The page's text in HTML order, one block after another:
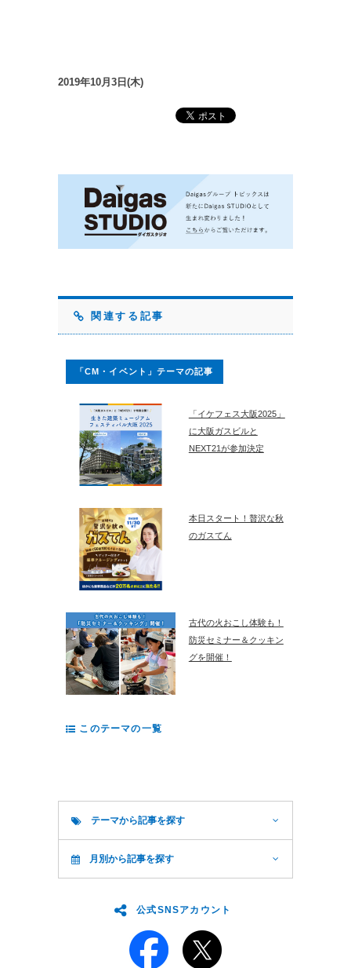
2019年10月3日(木)
関連する記事
「CM・イベント」テーマの記事
「イケフェス大阪2025」
に大阪ガスビルと
NEXT21が参加決定
本日スタート！贅沢な秋
のガスてん
古代の火おこし体験も！
防災セミナー＆クッキン
グを開催！
このテーマの一覧
テーマから記事を探す
月別から記事を探す
公式SNSアカウント